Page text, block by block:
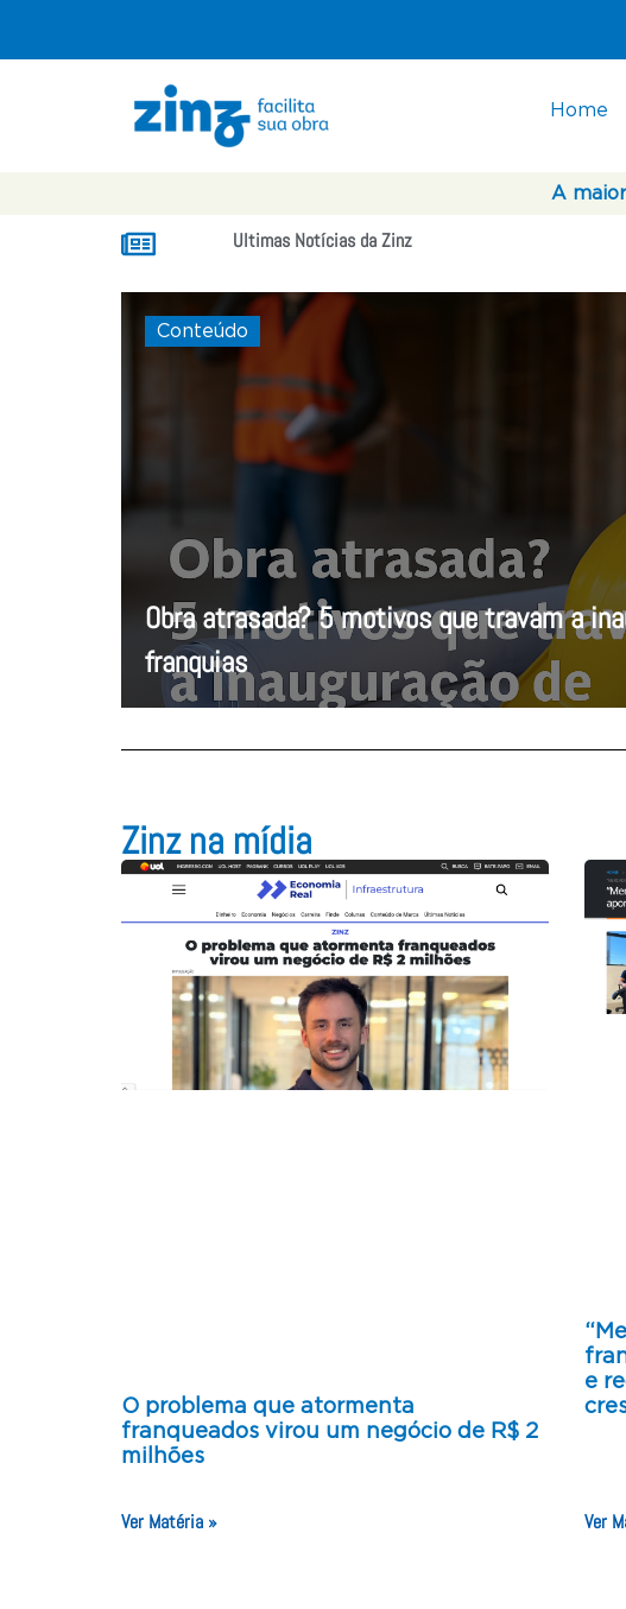
Home
A
Ultimas Notícias da Zinz
Conteúdo
Obra atrasada? 5 motivos que travam a
franquias
Zinz na mídia
O problema que atormenta
franqueados virou um negócio de R$ 2
milhões
Ver Matéria »
e
Ver